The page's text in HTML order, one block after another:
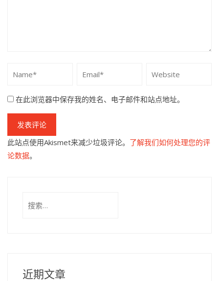
在此浏览器中保存我的姓名、电子邮件和站点地址。
此站点使用Akismet来减少垃圾评论。 了解我们如何处理您的评
论数据。
索：
近期文章